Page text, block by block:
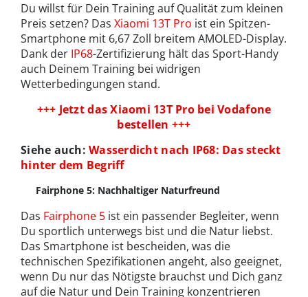
Du willst für Dein Training auf Qualität zum kleinen
Preis setzen? Das Xiaomi 13T Pro ist ein Spitzen-
Smartphone mit 6,67 Zoll breitem AMOLED-Display.
Dank der IP68-Zertifizierung hält das Sport-Handy
auch Deinem Training bei widrigen
Wetterbedingungen stand.
+++ Jetzt dasXiaomi 13T Pro bei Vodafone
bestellen +++
Siehe auch:Wasserdicht nach IP68: Das steckt
hinter dem Begriff
Fairphone 5: Nachhaltiger Naturfreund
Das Fairphone 5 ist ein passender Begleiter, wenn
Du sportlich unterwegs bist und die Natur liebst.
Das Smartphone ist bescheiden, was die
technischen Spezifikationen angeht, also geeignet,
wenn Du nur das Nötigste brauchst und Dich ganz
auf die Natur und Dein Training konzentrieren